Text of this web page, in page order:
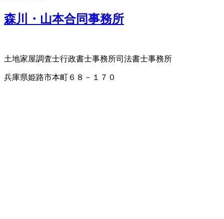
森川・山本合同事務所
土地家屋調査士行政書士事務所司法書士事務所
兵庫県姫路市本町６８－１７０